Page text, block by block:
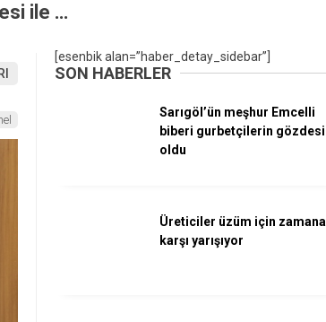
ile …
[esenbik alan=”haber_detay_sidebar”]
SON HABERLER
Sarıgöl’ün meşhur Emcelli
biberi gurbetçilerin gözdesi
oldu
Üreticiler üzüm için zamana
karşı yarışıyor